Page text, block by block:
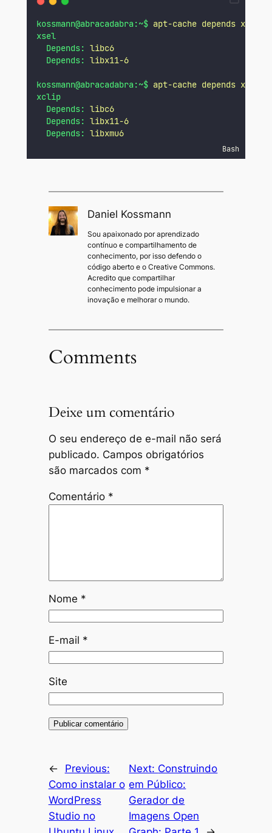
kossmann@abracadabra:~$ apt-cache depends xsel
xsel
Depends: libc6
Depends: libx11-6
kossmann@abracadabra:~$ apt-cache depends xclip
xclip
Depends: libc6
Depends: libx11-6
Depends: libxmu6
Bash
Daniel Kossmann
Sou apaixonado por aprendizado
contínuo e compartilhamento de
conhecimento, por isso defendo o
código aberto e o Creative Commons.
Acredito que compartilhar
conhecimento pode impulsionar a
inovação e melhorar o mundo.
Comments
Deixe um comentário
O seu endereço de e-mail não será
publicado. Campos obrigatórios
são marcados com *
Comentário *
Nome *
E-mail *
Site
←
Previous:
Como instalar o
WordPress
Studio no
Next: Construindo
em Público:
Gerador de
Imagens Open